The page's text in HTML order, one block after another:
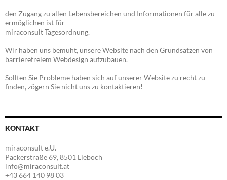
den Zugang zu allen Lebensbereichen und Informationen für alle zu
ermöglichen ist für
miraconsult Tagesordnung.
Wir haben uns bemüht, unsere Website nach den Grundsätzen von
barrierefreiem Webdesign aufzubauen.
Sollten Sie Probleme haben sich auf unserer Website zu recht zu
finden, zögern Sie nicht uns zu kontaktieren!
KONTAKT
miraconsult e.U.
Packerstraße 69, 8501 Lieboch
info@miraconsult.at
+43 664 140 98 03